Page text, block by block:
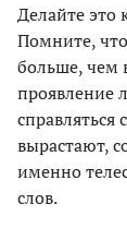
Делайте это
Помните,
больше, чем
проявление
справляться
вырастают,
именно
слов.